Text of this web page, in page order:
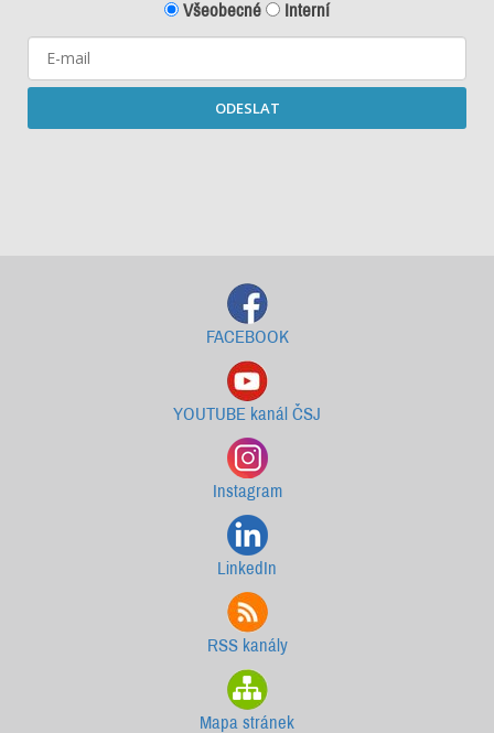
Všeobecné
Interní
ODESLAT
FACEBOOK
YOUTUBE kanál ČSJ
Instagram
LinkedIn
RSS kanály
Mapa stránek